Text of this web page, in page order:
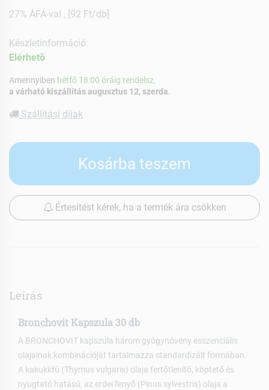
27% ÁFÁ-val , [92 Ft/db]
Készletinformáció:
Elérhetõ
Amennyiben hétfő 18:00 óráig rendelsz,
a várható kiszállítás augusztus 12, szerda
Szállítási díjak
Kosárba teszem
Értesítést kérek, ha a termék ára csökken
Leírás
Bronchovit Kapszula 30 db
A BRONCHOVIT kapszula három gyógynövény esszenciális
olajainak kombinációját tartalmazza standardizált formában.
A kakukkfû (Thymus vulgaris) olaja fertõtlenítõ, köptetõ és
nyugtató hatású, az erdei fenyõ (Pinus sylvestris) olaja a